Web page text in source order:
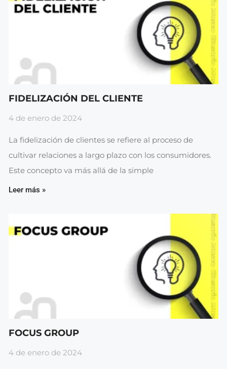
FIDELIZACIÓN DEL CLIENTE
4 de enero de 2024
La fidelización de clientes se refiere al proceso de
cultivar relaciones a largo plazo con los consumidores.
Este concepto va más allá de la simple
Leer más »
FOCUS GROUP
4 de enero de 2024